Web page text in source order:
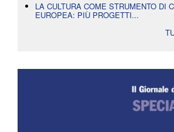
LA CULTURA COME STRUMENTO DI
EUROPEA: PIÙ PROGETTI...